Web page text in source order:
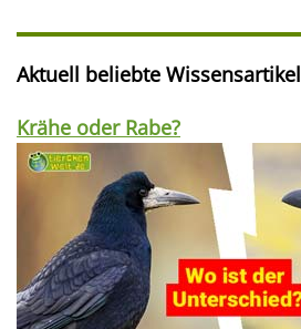
Aktuell beliebte Wissensartikel
Krähe oder Rabe?